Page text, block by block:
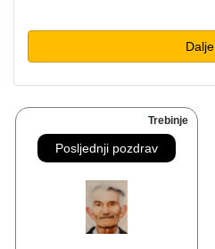
Dalje
Trebinje
Posljednji pozdrav